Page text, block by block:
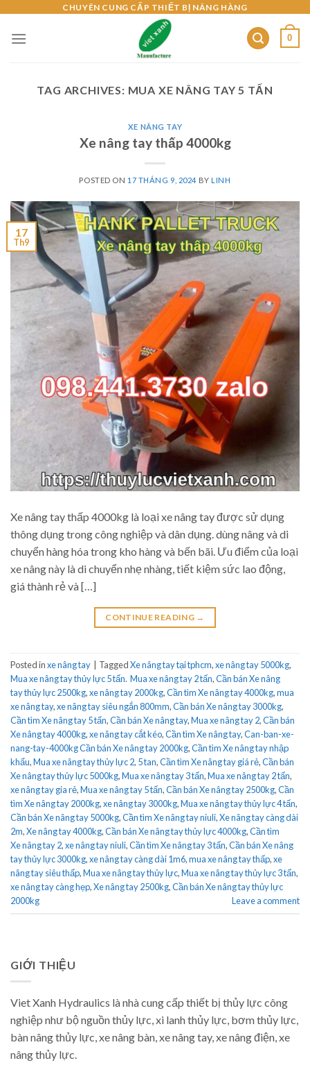
content
CHUYÊN CUNG CẤP THIẾT BỊ NÂNG HÀNG
0
TAG ARCHIVES: MUA XE NÂNG TAY 5 TẤN
XE NÂNG TAY
Xe nâng tay thấp 4000kg
POSTED ON 17 THÁNG 9, 2024 BYLINH
17
Th9
Xe nâng tay thấp 4000kg là loại xe nâng tay được sử dụng
thông dụng trong công nghiệp và dân dụng. dùng nâng và di
chuyển hàng hóa trong kho hàng và bến bãi. Ưu điểm của loại
xe nâng này là di chuyển nhẹ nhàng, tiết kiệm sức lao động,
giá thành rẻ và […]
CONTINUE READING →
Posted inxe nâng tay TaggedXe nâng tay tại tphcm,xe nâng tay 5000kg,
Mua xe nâng tay thủy lực 5 tấn. Mua xe nâng tay 2 tấn,Cần bán Xe nâng
tay thủy lực 2500kg,xe nâng tay 2000kg,Cần tìm Xe nâng tay 4000kg,mua
xe nâng tay,xe nâng tay siêu ngắn 800mm,Cần bán Xe nâng tay 3000kg,
Cần tìm Xe nâng tay 5 tấn,Cần bán Xe nâng tay,Mua xe nâng tay 2,Cần bán
Xe nâng tay 4000kg,xe nâng tay cắt kéo,Cần tìm Xe nâng tay,Can-ban-xe-
nang-tay-4000kg Cần bán Xe nâng tay 2000kg,Cần tìm Xe nâng tay nhập
khẩu,Mua xe nâng tay thủy lực 2, 5 tan,Cần tìm Xe nâng tay giá rẻ,Cần bán
Xe nâng tay thủy lực 5000kg,Mua xe nâng tay 3 tấn,Mua xe nâng tay 2 tấn,
xe nâng tay gia rẻ,Mua xe nâng tay 5 tấn,Cần bán Xe nâng tay 2500kg,Cần
tìm Xe nâng tay 2000kg,xe nâng tay 3000kg,Mua xe nâng tay thủy lực 4 tấn,
Cần bán Xe nâng tay 5000kg,Cần tìm Xe nâng tay niuli,Xe nâng tay càng dài
2m,Xe nâng tay 4000kg,Cần bán Xe nâng tay thủy lực 4000kg,Cần tìm
Xe nâng tay 2,xe nâng tay niuli,Cần tìm Xe nâng tay 3 tấn,Cần bán Xe nâng
tay thủy lực 3000kg,xe nâng tay càng dài 1m6,mua xe nâng tay thấp,xe
nâng tay siêu thấp,Mua xe nâng tay thủy lực,Mua xe nâng tay thủy lực 3 tấn,
xe nâng tay càng hẹp,Xe nâng tay 2500kg,Cần bán Xe nâng tay thủy lực
2000kg
Leave a comment
GIỚI THIỆU
Viet Xanh Hydraulics là nhà cung cấp thiết bị thủy lực công
nghiệp như bộ nguồn thủy lực, xi lanh thủy lực, bơm thủy lực,
bàn nâng thủy lực, xe nâng bàn, xe nâng tay, xe nâng điện, xe
nâng thủy lực.